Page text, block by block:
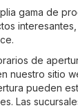
gama de
de
nuestro sitio
pueden
Las